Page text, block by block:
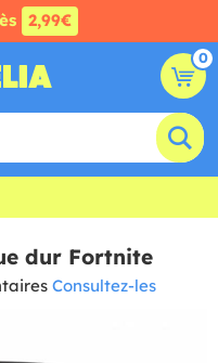
2,99€
0
dur Fortnite
Consultez-les